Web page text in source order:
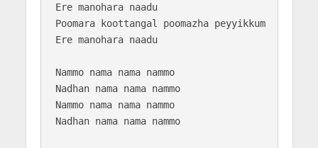
Ere manohara naadu
Poomara koottangal poomazha peyyikkum
Ere manohara naadu
Nammo nama nama nammo
Nadhan nama nama nammo
Nammo nama nama nammo
Nadhan nama nama nammo